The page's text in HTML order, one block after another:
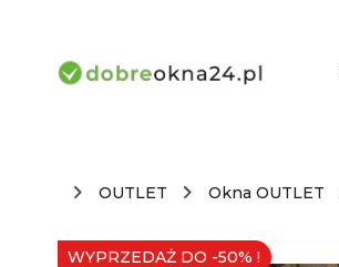
OUTLET Okna OUTLET
WYPRZEDAŻ DO -50% !